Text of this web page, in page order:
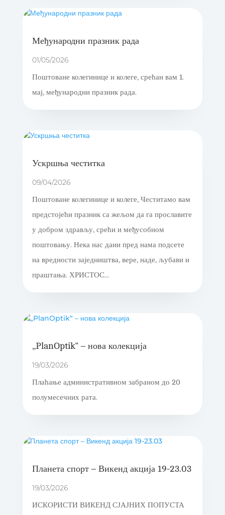
Међународни празник рада
01/05/2026
Поштоване колегинице и колеге, срећан вам 1.
мај, међународни празник рада.
Ускршња честитка
09/04/2026
Поштоване колегинице и колеге, Честитамо вам
предстојећи празник са жељом да га прославите
у добром здрављу, срећи и међусобном
поштовању. Нека нас дани пред нама подсете
на вредности заједништва, вере, наде, љубави и
праштања. ХРИСТОС...
„PlanOptik“ – нова колекција
19/03/2026
Плаћање административном забраном до 20
полумесечних рата.
Планета спорт – Викенд акција 19-23.03
19/03/2026
ИСКОРИСТИ ВИКЕНД СЈАЈНИХ ПОПУСТА